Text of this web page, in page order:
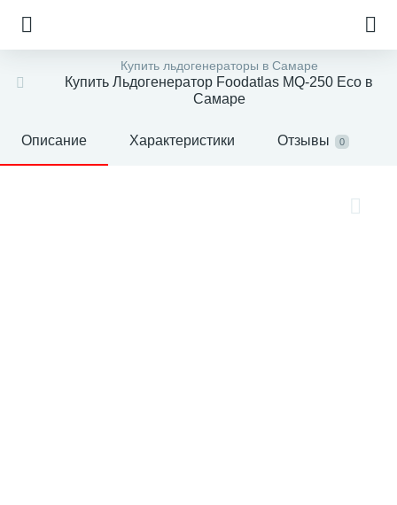
Купить льдогенераторы в Самаре
Купить Льдогенератор Foodatlas MQ-250 Eco в
Самаре
Описание Характеристики Отзывы 0